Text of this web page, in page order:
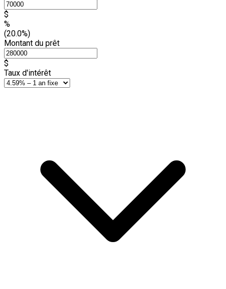
$
%
(20.0%)
Montant du prêt
$
Taux d'intérêt